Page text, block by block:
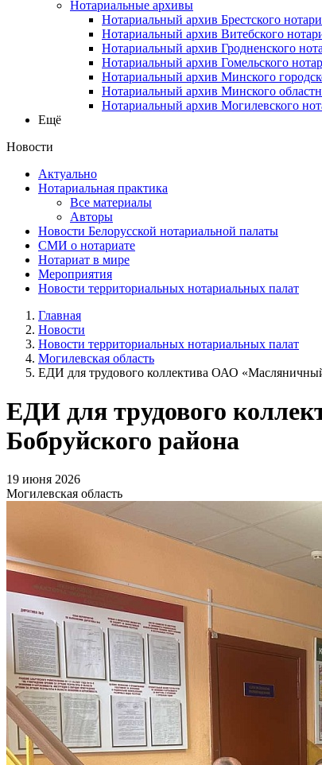
Нотариальные архивы
Нотариальный архив Брестского
Нотариальный архив Витебского
Нотариальный архив Гродненского
Нотариальный архив Гомельского
Нотариальный архив Минского
Нотариальный архив Минского
Нотариальный архив Могилевского
Ещё
Новости
Актуально
Нотариальная практика
Все материалы
Авторы
Новости Белорусской нотариальной палаты
СМИ о нотариате
Нотариат в мире
Мероприятия
Новости территориальных нотариальных палат
Главная
Новости
Новости территориальных нотариальных палат
Могилевская область
ЕДИ для трудового коллектива ОАО
ЕДИ для трудового
Бобруйского района
19 июня 2026
Могилевская область